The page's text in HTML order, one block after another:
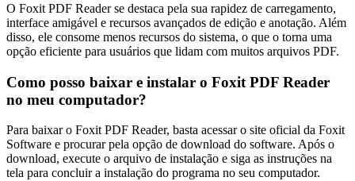
O Foxit PDF Reader se destaca pela sua rapidez de carregamento,
interface amigável e recursos avançados de edição e anotação. Além
disso, ele consome menos recursos do sistema, o que o torna uma
opção eficiente para usuários que lidam com muitos arquivos PDF.
Como posso baixar e instalar o Foxit PDF Reader
no meu computador?
Para baixar o Foxit PDF Reader, basta acessar o site oficial da Foxit
Software e procurar pela opção de download do software. Após o
download, execute o arquivo de instalação e siga as instruções na
tela para concluir a instalação do programa no seu computador.